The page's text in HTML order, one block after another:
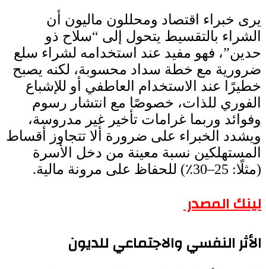
يرى خبراء اقتصاد ومحللون ماليون أن
الشراء بالتقسيط يتحول إلى “سلاح ذو
حدين”، فهو مفيد عند استخدامه لشراء سلع
ضرورية مع خطة سداد محسوبة، لكنه يصبح
خطيرًا عند الاستخدام العاطفي أو للإشباع
الفوري للذات، خصوصًا مع انتشار رسوم
وفوائد وربما غرامات تأخير غير مدروسة،
ويشدد الخبراء على ضرورة ألا تتجاوز أقساط
المستهلكين نسبة معينة من دخل الأسرة
(مثلًا: 25–30٪) للحفاظ على مرونة مالية.
لينك المصدر
الأثر النفسي والاجتماعي للديون